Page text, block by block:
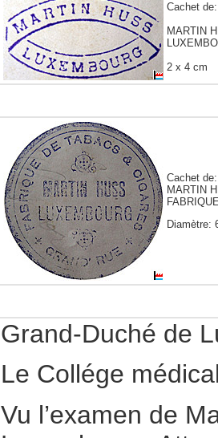
Cachet de:
MARTIN
2 x 4 cm
Cachet de:
MARTIN
Diamètre:
Grand-Duché de
Le Collége
Vu l’examen de